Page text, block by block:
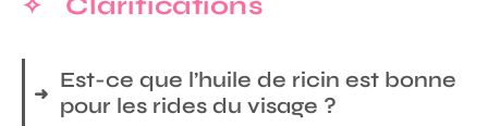
Est-ce que l’huile de ricin est bonne
pour les rides du visage ?